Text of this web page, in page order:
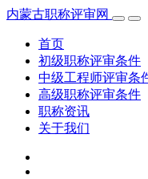
内蒙古职称评审网
首页
初级职称评审条件
中级工程师评审条
高级职称评审条件
职称资讯
关于我们